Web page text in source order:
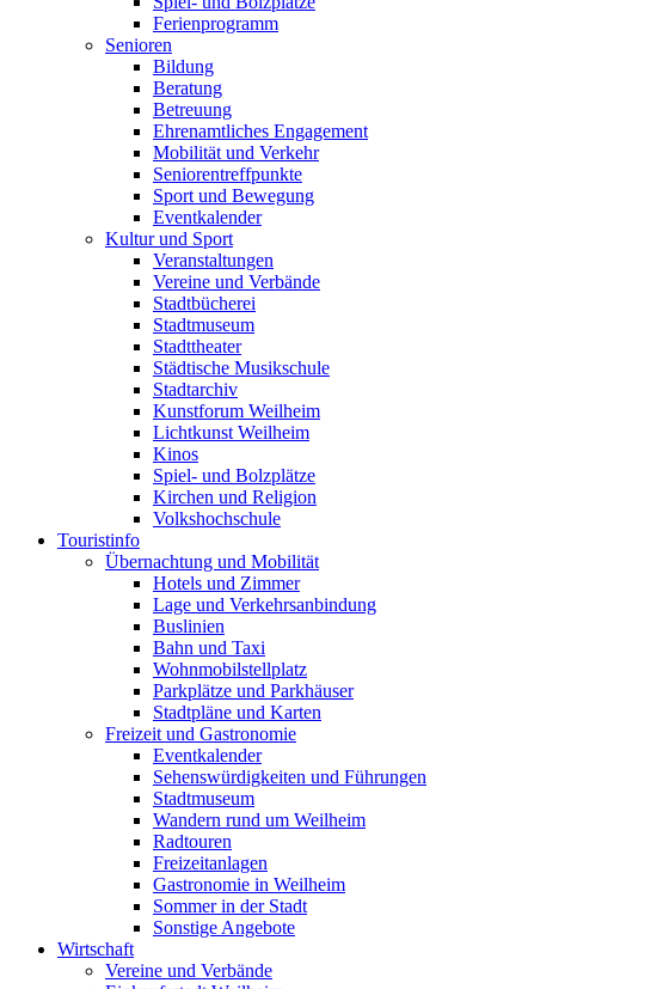
Ferienprogramm
Senioren
Bildung
Beratung
Betreuung
Ehrenamtliches Engagement
Mobilität und Verkehr
Seniorentreffpunkte
Sport und Bewegung
Eventkalender
Kultur und Sport
Veranstaltungen
Vereine und Verbände
Stadtbücherei
Stadtmuseum
Stadttheater
Städtische Musikschule
Stadtarchiv
Kunstforum Weilheim
Lichtkunst Weilheim
Kinos
Spiel- und Bolzplätze
Kirchen und Religion
Volkshochschule
Touristinfo
Übernachtung und Mobilität
Hotels und Zimmer
Lage und Verkehrsanbindung
Buslinien
Bahn und Taxi
Wohnmobilstellplatz
Parkplätze und Parkhäuser
Stadtpläne und Karten
Freizeit und Gastronomie
Eventkalender
Sehenswürdigkeiten und Führungen
Stadtmuseum
Wandern rund um Weilheim
Radtouren
Freizeitanlagen
Gastronomie in Weilheim
Sommer in der Stadt
Sonstige Angebote
Wirtschaft
Vereine und Verbände